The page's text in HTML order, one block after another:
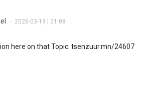
• 2026-03-19 | 21:08
here on that Topic: tsenzuur.mn/24607